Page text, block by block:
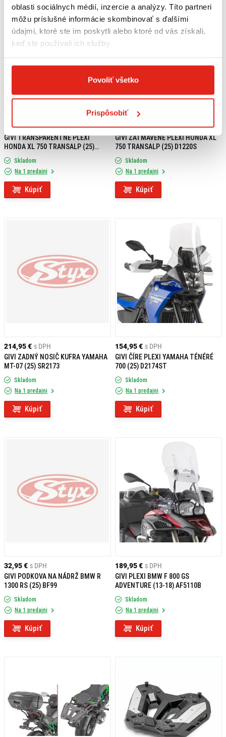
oblasti sociálnych médií, inzercie a analýzy. Títo partneri
môžu príslušné informácie skombinovať s ďalšími
údajmi, ktoré ste im poskytli alebo ktoré od vás získali,
keď ste používali ich služby.
Povoliť všetko
Prispôsobiť
119,95 € s DPH
GIVI TRANSPARENTNÉ PLEXI
HONDA XL 750 TRANSALP (25)
D1220ST
Skladom
Na 1 predajni
Kúpiť
99,95 € s DPH
GIVI ZATMAVENÉ PLEXI HONDA XL
750 TRANSALP (25) D1220S
Skladom
Na 1 predajni
Kúpiť
214,95 € s DPH
GIVI ZADNÝ NOSIČ KUFRA YAMAHA
MT-07 (25) SR2173
Skladom
Na 1 predajni
Kúpiť
154,95 € s DPH
GIVI ČÍRE PLEXI YAMAHA TÉNÉRÉ
700 (25) D2174ST
Skladom
Na 1 predajni
Kúpiť
32,95 € s DPH
GIVI PODKOVA NA NÁDRŽ BMW R
1300 RS (25) BF99
Skladom
Na 1 predajni
Kúpiť
189,95 € s DPH
GIVI PLEXI BMW F 800 GS
ADVENTURE (13-18) AF5110B
Skladom
Na 1 predajni
Kúpiť